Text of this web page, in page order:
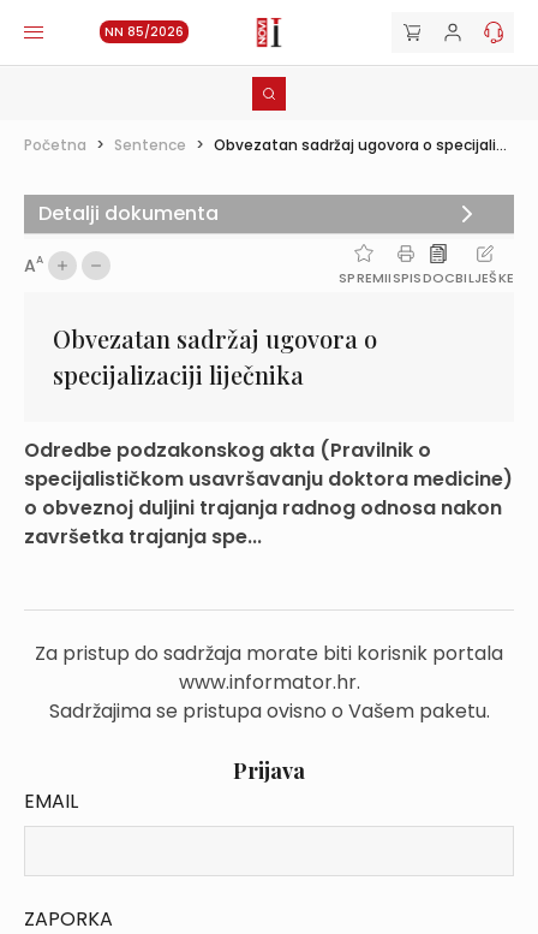
NN 85/2026
Početna > Sentence > Obvezatan sadržaj ugovora o specijali...
AA
SPREMIISPISDOCBILJEŠKE
Obvezatan sadržaj ugovora o
specijalizaciji liječnika
Odredbe podzakonskog akta (Pravilnik o
specijalističkom usavršavanju doktora medicine)
o obveznoj duljini trajanja radnog odnosa nakon
završetka trajanja spe...
Za pristup do sadržaja morate biti korisnik portala
www.informator.hr.
Sadržajima se pristupa ovisno o Vašem paketu.
Prijava
EMAIL
ZAPORKA
Detalji dokumenta